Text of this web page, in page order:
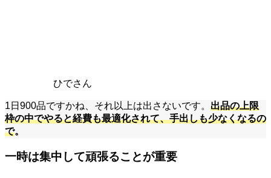
ひでさん
1日900品ですかね、それ以上は出さないです。 出品の上限
枠の中でやると経費も最適化されて、手出しも少なくなるの
で。
一時は集中して頑張ることが重要